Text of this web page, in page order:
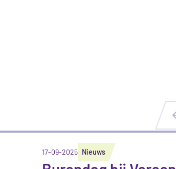
17-09-2025 Nieuws